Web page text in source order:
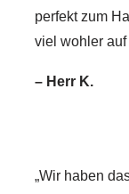
perfekt zum
viel wohler auf
– Herr K.
„Wir haben